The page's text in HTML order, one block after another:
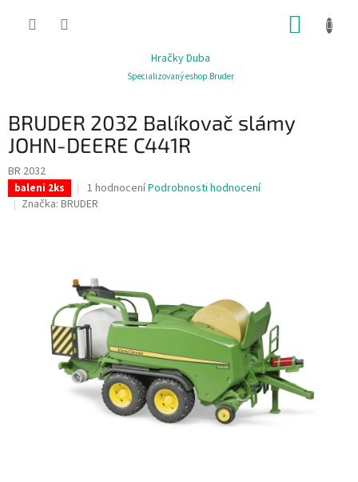
Hračky Duba
Specializovaný eshop Bruder
BRUDER 2032 Balíkovač slámy
JOHN-DEERE C441R
BR 2032
baleni 2ks
Průměrné
hodnocení
5
hvězdiček.
1 hodnoceníPodrobnosti hodnocení
Značka: BRUDER